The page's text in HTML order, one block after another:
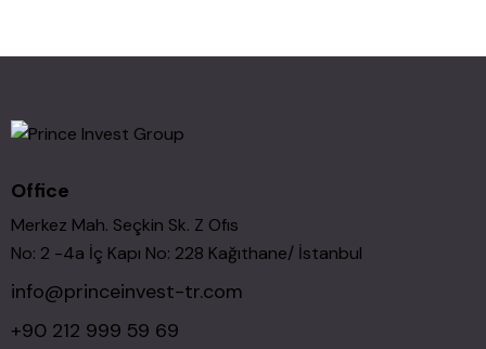
Office
Merkez Mah. Seçkin Sk. Z Ofıs
No: 2 -4a İç Kapı No: 228 Kağıthane/ İstanbul
info@princeinvest-tr.com
+90 212 999 59 69